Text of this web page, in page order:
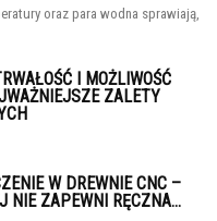
oraz para wodna sprawiają,
I MOŻLIWOŚĆ
ZALETY
W DREWNIE CNC –
NIE ZAPEWNI RĘCZNA...